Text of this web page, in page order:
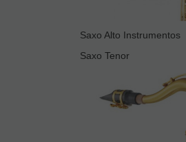
Saxo Alto Instrumentos
Saxo Tenor